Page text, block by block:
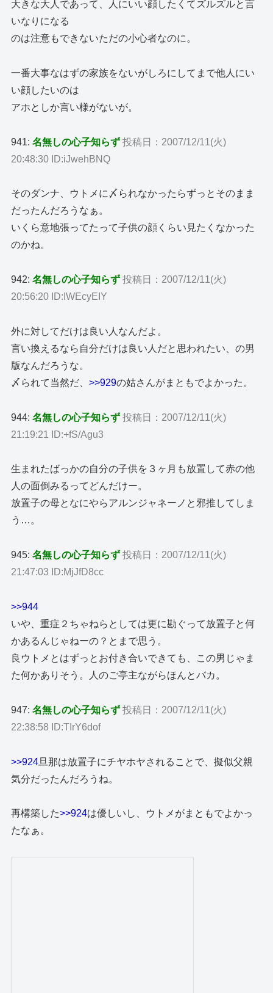
大きな大人であって、人にいい顔したくてズルズルと言
いなりになる
のは注意もできないただの小心者なのに。
一番大事なはずの家族をないがしろにしてまで他人にい
い顔したいのは
アホとしか言い様がないが。
941:名無しの心子知らず 投稿日：2007/12/11(火)
20:48:30 ID:iJwehBNQ
そのダンナ、ウトメに〆られなかったらずっとそのまま
だったんだろうなぁ。
いくら意地張ってたって子供の顔くらい見たくなかった
のかね。
942:名無しの心子知らず 投稿日：2007/12/11(火)
20:56:20 ID:IWEcyEIY
外に対してだけは良い人なんだよ。
言い換えるなら自分だけは良い人だと思われたい、の男
版なんだろうな。
〆られて当然だ、>>929の姑さんがまともでよかった。
944:名無しの心子知らず 投稿日：2007/12/11(火)
21:19:21 ID:+fS/Agu3
生まれたばっかの自分の子供を３ヶ月も放置して赤の他
人の面倒みるってどんだけー。
放置子の母となにやらアルンジャネーノと邪推してしま
う…。
945:名無しの心子知らず 投稿日：2007/12/11(火)
21:47:03 ID:MjJfD8cc
>>944
いや、重症２ちゃねらとしては更に勘ぐって放置子と何
かあるんじゃねーの？とまで思う。
良ウトメとはずっとお付き合いできても、この男じゃま
た何かありそう。人のご亭主ながらほんとバカ。
947:名無しの心子知らず 投稿日：2007/12/11(火)
22:38:58 ID:TIrY6dof
>>924旦那は放置子にチヤホヤされることで、擬似父親
気分だったんだろうね。
再構築した>>924は優しいし、ウトメがまともでよかっ
たなぁ。